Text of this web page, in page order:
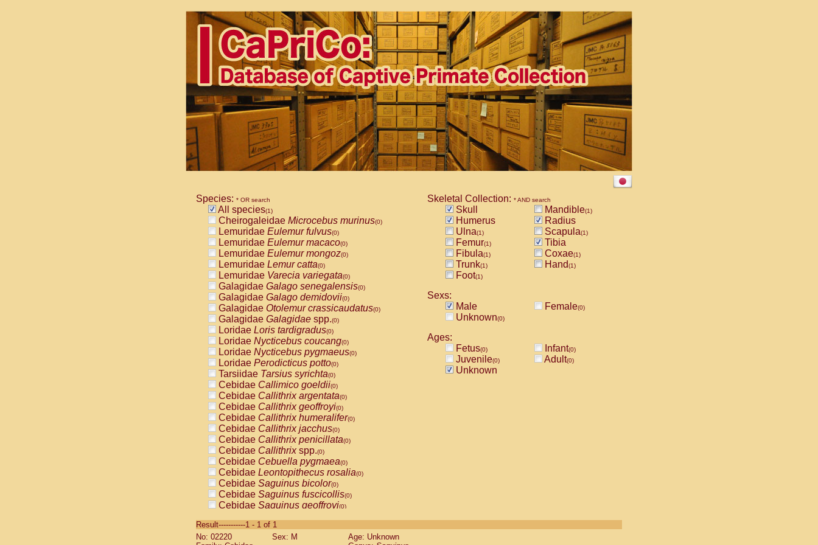
Species: * OR search
All species(1)
Cheirogaleidae Microcebus murinus(0)
Lemuridae Eulemur fulvus(0)
Lemuridae Eulemur macaco(0)
Lemuridae Eulemur mongoz(0)
Lemuridae Lemur catta(0)
Lemuridae Varecia variegata(0)
Galagidae Galago senegalensis(0)
Galagidae Galago demidovii(0)
Galagidae Otolemur crassicaudatus(0)
Galagidae Galagidae spp.(0)
Loridae Loris tardigradus(0)
Loridae Nycticebus coucang(0)
Loridae Nycticebus pygmaeus(0)
Loridae Perodicticus potto(0)
Tarsiidae Tarsius syrichta(0)
Cebidae Callimico goeldii(0)
Cebidae Callithrix argentata(0)
Cebidae Callithrix geoffroyi(0)
Cebidae Callithrix humeralifer(0)
Cebidae Callithrix jacchus(0)
Cebidae Callithrix penicillata(0)
Cebidae Callithrixspp.(0)
Cebidae Cebuella pygmaea(0)
Cebidae Leontopithecus rosalia(0)
Cebidae Saguinus bicolor(0)
Cebidae Saguinus fuscicollis(0)
Cebidae Saguinus geoffroyi(0)
CebidaeSaguinus labiatus(0)
Cebidae Saguinus leucopus (0)
Skeletal Collection: * AND search
Skull Mandible(1)
Humerus
Radius
Ulna(1) Scapula(1)
Femur(1)
Tibia
Fibula(1) Coxae(1)
Trunk(1) Hand(1)
Foot(1)
Sexs:
Male
Female(0)
Unknown(0)
Ages:
Fetus(0) Infant(0)
Juvenile(0) Adult(0)
Unknown
Result-----------1 - 1 of 1
No: 02220
Sex: M
Age: Unknown